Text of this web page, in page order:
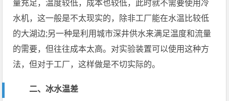
量充足，温度较低，成本也较低，此时就不需要使用冷
水机，这一般是不太现实的，除非工厂能在水温比较低
的大湖边;另一种是利用城市深井供水来满足温度和流量
的需要，但往往成本太高。对实验装置可以使用这种方
法，但对于工厂，这样做是不切实际的。
二、冰水温差